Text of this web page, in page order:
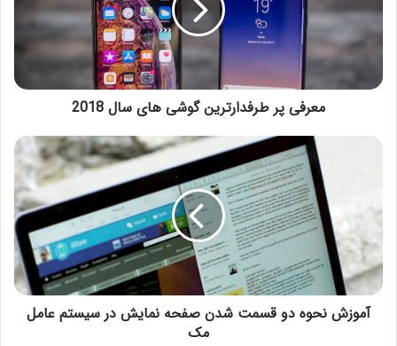
معرفی پر طرفدارترین گوشی های سال 2018
آموزش نحوه دو قسمت شدن صفحه نمایش در سیستم عامل
مک